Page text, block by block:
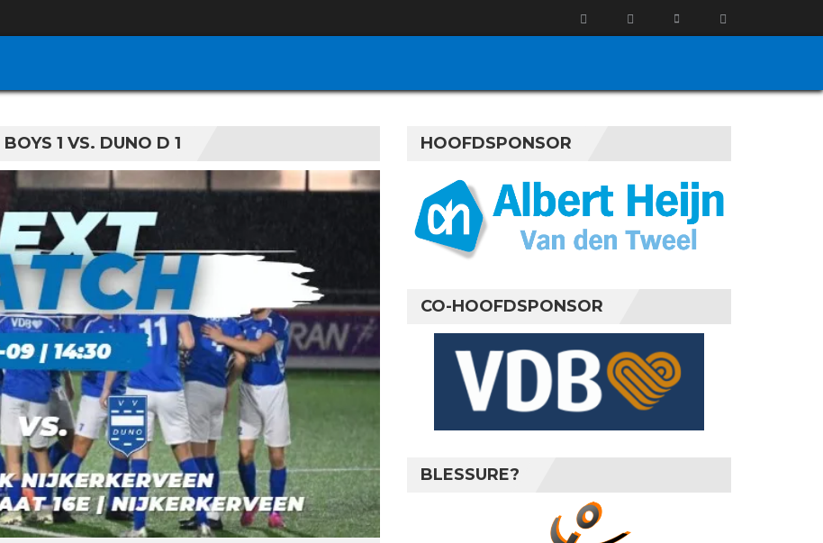
1 VS. DUNO D 1 HOOFDSPONSOR
CO-HOOFDSPONSOR
BLESSURE?